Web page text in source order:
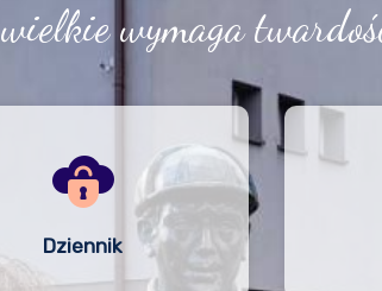
wymaga
Dziennik